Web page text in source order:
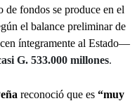
de fondos se produce en el
el balance preliminar de
íntegramente al Estado—
G. 533.000 millones.
reconoció que es “muy